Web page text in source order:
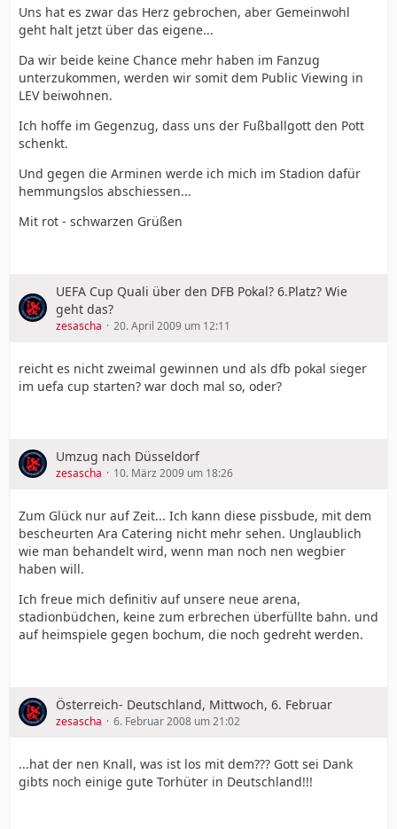
Uns hat es zwar das Herz gebrochen, aber Gemeinwohl
geht halt jetzt über das eigene...
Da wir beide keine Chance mehr haben im Fanzug
unterzukommen, werden wir somit dem Public Viewing in
LEV beiwohnen.
Ich hoffe im Gegenzug, dass uns der Fußballgott den Pott
schenkt.
Und gegen die Arminen werde ich mich im Stadion dafür
hemmungslos abschiessen...
Mit rot - schwarzen Grüßen
UEFA Cup Quali über den DFB Pokal? 6.Platz? Wie
geht das?
zesascha 20. April 2009 um 12:11
reicht es nicht zweimal gewinnen und als dfb pokal sieger
im uefa cup starten? war doch mal so, oder?
Umzug nach Düsseldorf
zesascha 10. März 2009 um 18:26
Zum Glück nur auf Zeit... Ich kann diese pissbude, mit dem
bescheurten Ara Catering nicht mehr sehen. Unglaublich
wie man behandelt wird, wenn man noch nen wegbier
haben will.
Ich freue mich definitiv auf unsere neue arena,
stadionbüdchen, keine zum erbrechen überfüllte bahn. und
auf heimspiele gegen bochum, die noch gedreht werden.
Österreich- Deutschland, Mittwoch, 6. Februar
zesascha 6. Februar 2008 um 21:02
...hat der nen Knall, was ist los mit dem??? Gott sei Dank
gibts noch einige gute Torhüter in Deutschland!!!